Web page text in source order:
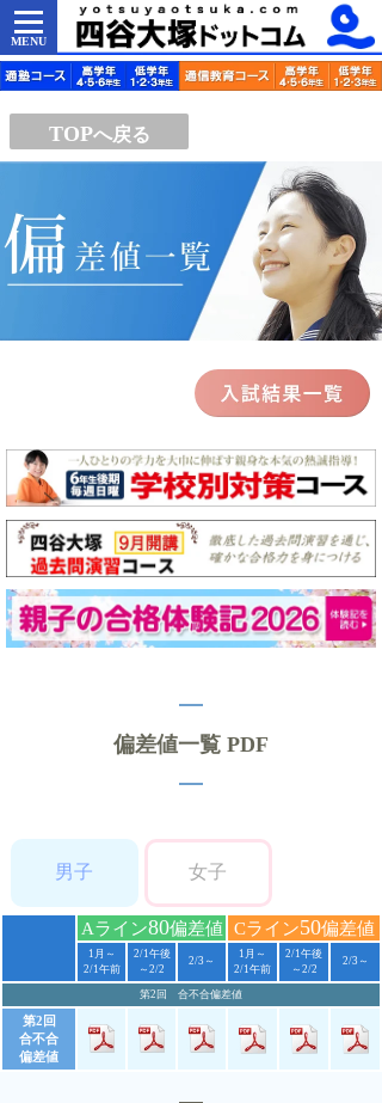
MENU
TOPへ戻る
偏差値一覧 PDF
男子 女子
Aライン80偏差値 Cライン50偏差値
1月～
2/1午前
2/1午後
～2/2
2/3～
1月～
2/1午前
2/1午後
～2/2
2/3～
第2回 合不合偏差値
第2回
合不合
偏差値